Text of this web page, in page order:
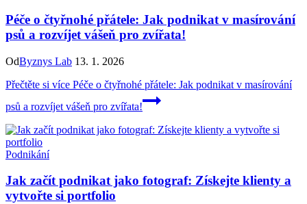
Péče o čtyřnohé přátele: Jak podnikat v masírování
psů a rozvíjet vášeň pro zvířata!
OdByznys Lab 13. 1. 2026
Přečtěte si více Péče o čtyřnohé přátele: Jak podnikat v masírování
psů a rozvíjet vášeň pro zvířata!
Podnikání
Jak začít podnikat jako fotograf: Získejte klienty a
vytvořte si portfolio